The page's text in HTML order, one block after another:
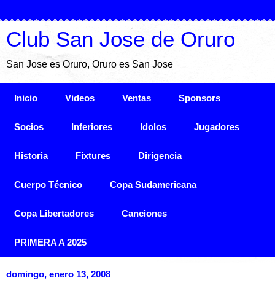
Club San Jose de Oruro
San Jose es Oruro, Oruro es San Jose
Inicio Videos Ventas Sponsors
Socios Inferiores Idolos Jugadores
Historia Fixtures Dirigencia
Cuerpo Técnico Copa Sudamericana
Copa Libertadores Canciones
PRIMERA A 2025
domingo, enero 13, 2008